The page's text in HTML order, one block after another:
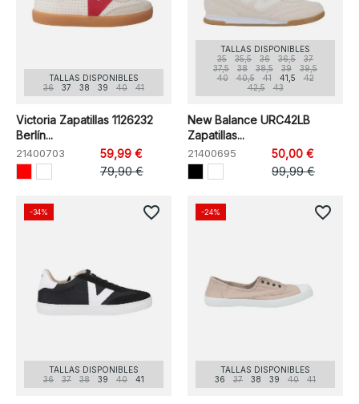
TALLAS DISPONIBLES
36
37 38 39 40 41
Victoria Zapatillas 1126232
Berlín...
21400703
59,99 €
79,90 €
TALLAS DISPONIBLES
35
35,5 36 36,5
37
37,5
38 38,5 39
39,5
40
40,5 41 41,5
42
42,5
43
New Balance URC42LB
Zapatillas...
21400695
50,00 €
99,99 €
TALLAS DISPONIBLES
36
37 38 39 40 41
-34% favorite_border
TALLAS DISPONIBLES
36
37 38 39 40 41
-24% favorite_border